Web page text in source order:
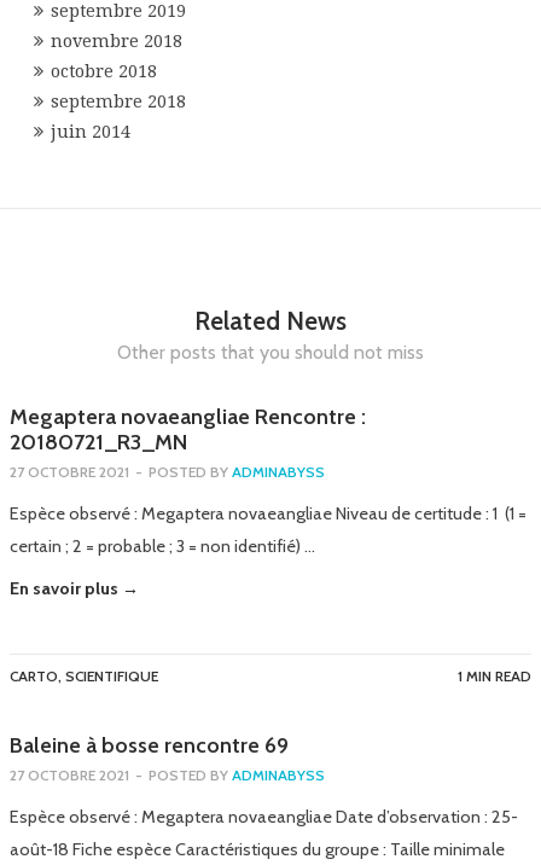
septembre 2019
novembre 2018
octobre 2018
septembre 2018
juin 2014
Related News
Other posts that you should not miss
Megaptera novaeangliae Rencontre :
20180721_R3_MN
27 OCTOBRE 2021 - POSTED BY ADMINABYSS
Espèce observé : Megaptera novaeangliae Niveau de certitude : 1 (1 =
certain ; 2 = probable ; 3 = non identifié) …
En savoir plus →
CARTO, SCIENTIFIQUE 1 MIN READ
Baleine à bosse rencontre 69
27 OCTOBRE 2021 - POSTED BY ADMINABYSS
Espèce observé : Megaptera novaeangliae Date d’observation : 25-
août-18 Fiche espèce Caractéristiques du groupe : Taille minimale